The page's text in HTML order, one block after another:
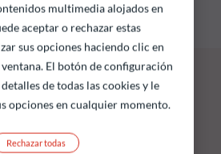
a 04.08.2026
multimedia alojados en
aceptar o rechazar estas
sus opciones haciendo clic en
El botón de configuración
de todas las cookies y le
opciones en cualquier momento.
Rechazar todas